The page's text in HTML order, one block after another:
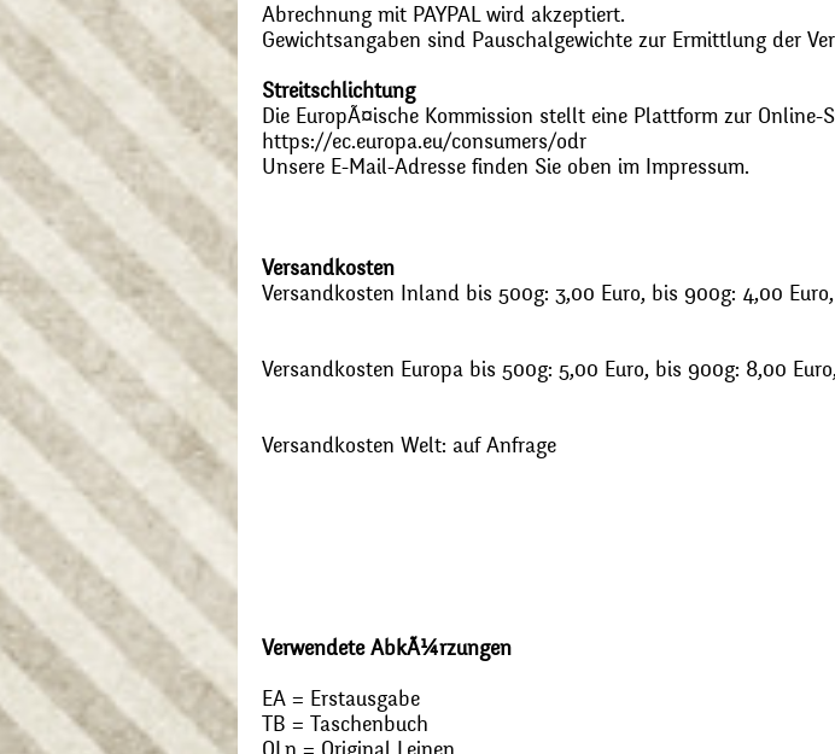
Abrechnung mit PAYPAL wird akzeptiert.
Gewichtsangaben sind Pauschalgewichte zur Ermittlung der
Streitschlichtung
Die EuropÃ¤ische Kommission stellt eine Plattform zur Online-
https://ec.europa.eu/consumers/odr
Unsere E-Mail-Adresse finden Sie oben im Impressum.
Versandkosten
Versandkosten Inland bis 500g: 3,00 Euro, bis 900g: 4,00
Versandkosten Europa bis 500g: 5,00 Euro, bis 900g: 8,00
Versandkosten Welt: auf Anfrage
Verwendete AbkÃ¼rzungen
EA = Erstausgabe
TB = Taschenbuch